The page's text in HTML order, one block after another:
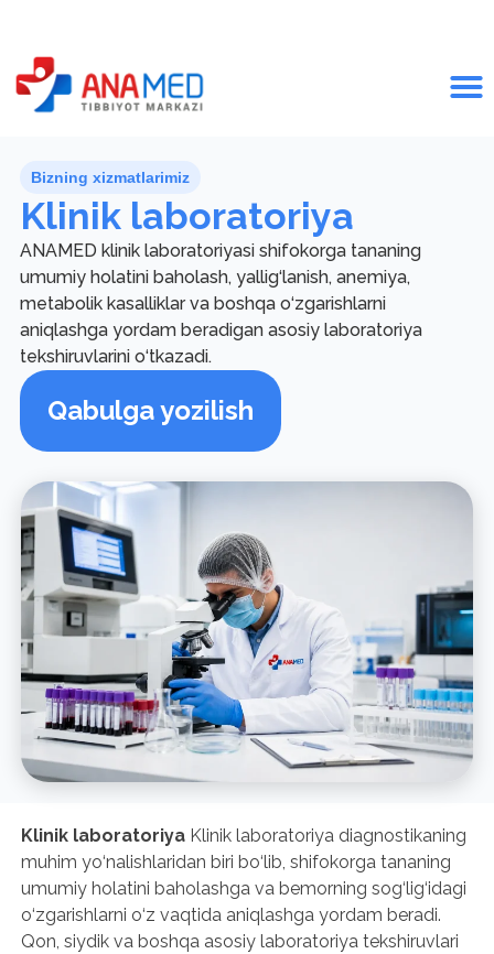
Bizning xizmatlarimiz
Klinik laboratoriya
ANAMED klinik laboratoriyasi shifokorga tananing
umumiy holatini baholash, yallig‘lanish, anemiya,
metabolik kasalliklar va boshqa o‘zgarishlarni
aniqlashga yordam beradigan asosiy laboratoriya
tekshiruvlarini o‘tkazadi.
Qabulga yozilish
Klinik laboratoriyaKlinik laboratoriya diagnostikaning
muhim yo‘nalishlaridan biri bo‘lib, shifokorga tananing
umumiy holatini baholashga va bemorning sog‘lig‘idagi
o‘zgarishlarni o‘z vaqtida aniqlashga yordam beradi.
Qon, siydik va boshqa asosiy laboratoriya tekshiruvlari